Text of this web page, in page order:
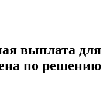
выплата для
по решению